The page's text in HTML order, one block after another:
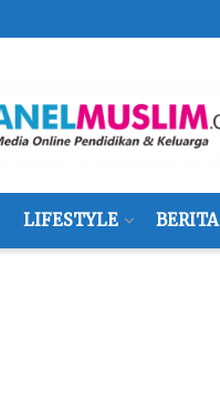
LIFESTYLE BERITA